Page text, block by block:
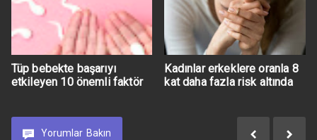
Tüp bebekte başarıyı
etkileyen 10 önemli faktör
Kadınlar erkeklere oranla 8
kat daha fazla risk altında
Yorumlar Bakın